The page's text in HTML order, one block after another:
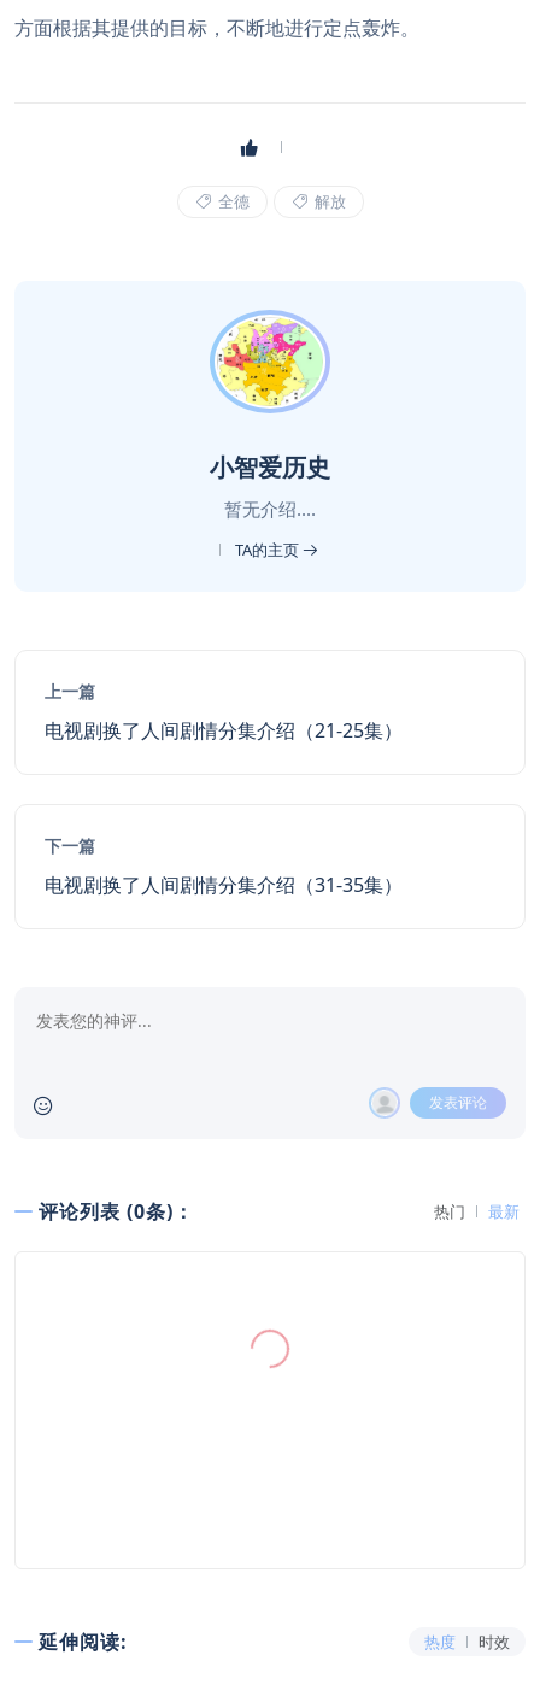
方面根据其提供的目标，不断地进行定点轰炸。
全德 解放
小智爱历史
暂无介绍....
TA的主页
上一篇
电视剧换了人间剧情分集介绍（21-25集）
下一篇
电视剧换了人间剧情分集介绍（31-35集）
发表评论
评论列表 (0条)： 热门 最新
延伸阅读: 热度 时效